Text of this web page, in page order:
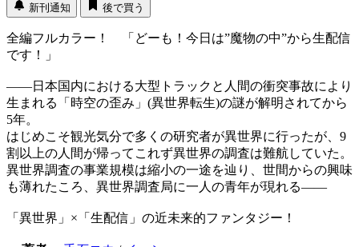
新刊通知 後で買う
全編フルカラー！ 「どーも！今日は”魔物の中”から生配信
です！」
――日本国内における大型トラックと人間の衝突事故により
生まれる「時空の歪み」(異世界転生)の謎が解明されてから
5年。
はじめこそ観光気分で多くの研究者が異世界に行ったが、9
割以上の人間が帰ってこれず異世界の調査は難航していた。
異世界調査の事業規模は縮小の一途を辿り、世間からの興味
も薄れたころ、異世界調査局に一人の青年が現れる――
「異世界」×「生配信」の近未来的ファンタジー！